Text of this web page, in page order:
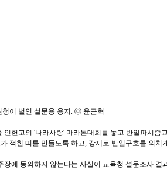
이 벌인 설문용 용지. ⓒ 윤근혁
인헌고의 '나라사랑' 마라톤대회를 놓고 반일파시즘
적힌 띠를 만들도록 하고, 강제로 반일구호를 외치
에 동의하지 않는다는 사실이 교육청 설문조사 결